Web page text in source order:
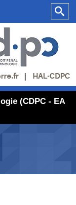
HAL-CDPC
(CDPC - EA